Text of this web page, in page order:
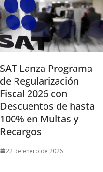
SAT Lanza Programa
de Regularización
Fiscal 2026 con
Descuentos de hasta
100% en Multas y
Recargos
22 de enero de 2026